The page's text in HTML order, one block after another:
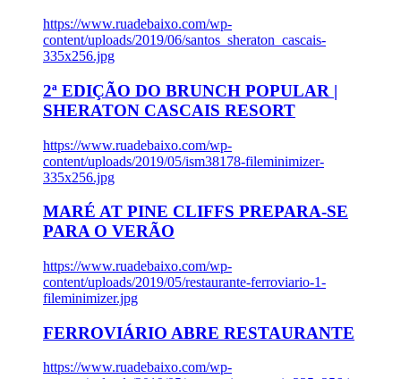
https://www.ruadebaixo.com/wp-
content/uploads/2019/06/santos_sheraton_cascais-
335x256.jpg
2ª EDIÇÃO DO BRUNCH POPULAR |
SHERATON CASCAIS RESORT
https://www.ruadebaixo.com/wp-
content/uploads/2019/05/ism38178-fileminimizer-
335x256.jpg
MARÉ AT PINE CLIFFS PREPARA-SE
PARA O VERÃO
https://www.ruadebaixo.com/wp-
content/uploads/2019/05/restaurante-ferroviario-1-
fileminimizer.jpg
FERROVIÁRIO ABRE RESTAURANTE
https://www.ruadebaixo.com/wp-